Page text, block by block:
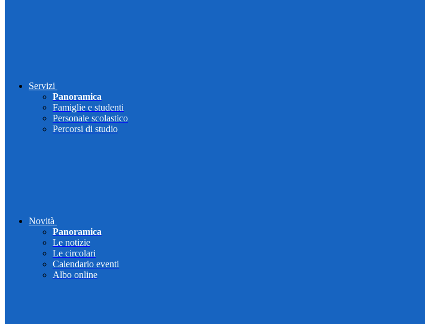
Servizi
Panoramica
Famiglie e studenti
Personale scolastico
Percorsi di studio
Novità
Panoramica
Le notizie
Le circolari
Calendario eventi
Albo online